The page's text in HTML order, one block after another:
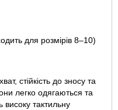
для розмірів 8–10)
стійкість до зносу та
легко одягаються та
високу тактильну